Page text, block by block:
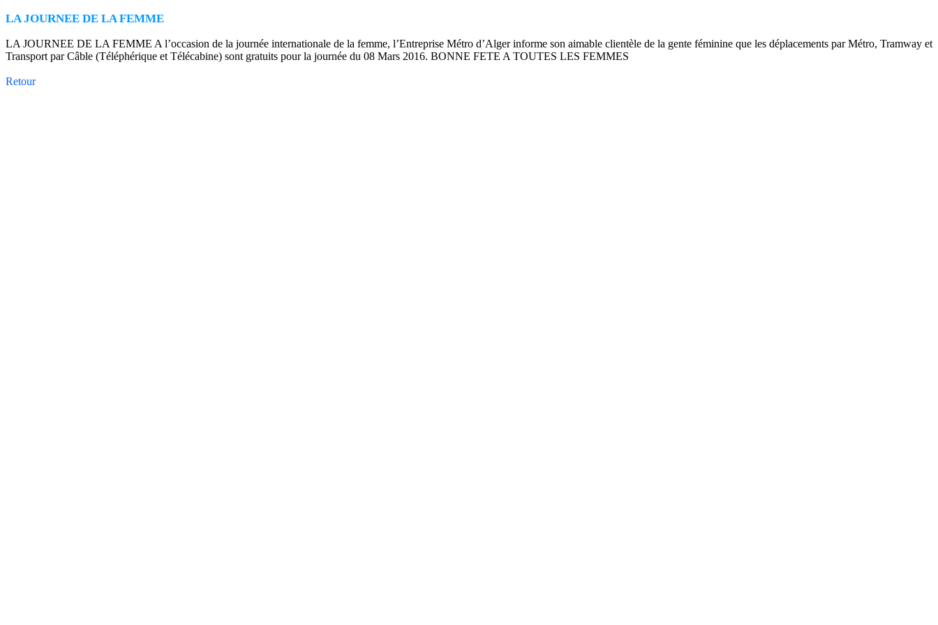
LA JOURNEE DE LA FEMME
LA JOURNEE DE LA FEMME A l’occasion de la journée internationale de la femme, l’Entreprise Métro d’Alger informe son aimable clientèle de la gente féminine que les déplacements par Métro, Tramway et
Transport par Câble (Téléphérique et Télécabine) sont gratuits pour la journée du 08 Mars 2016. BONNE FETE A TOUTES LES FEMMES
Retour